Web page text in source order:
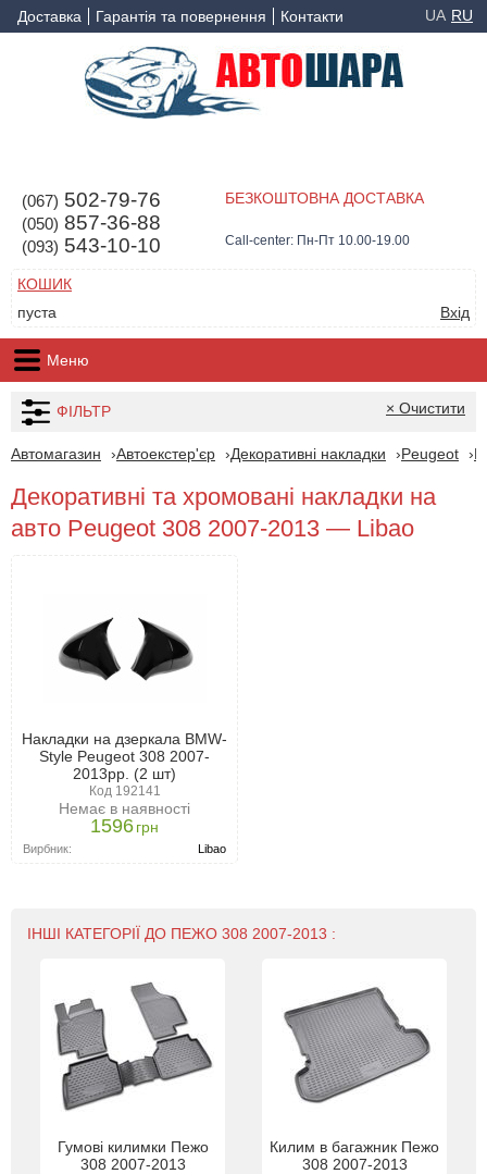
Доставка Гарантія та повернення Контакти UA RU
(067) 502-79-76
(050) 857-36-88
(093) 543-10-10
БЕЗКОШТОВНА ДОСТАВКА
Call-center: Пн-Пт 10.00-19.00
КОШИК
пуста
Вхід
Меню
ФІЛЬТР × Очистити
Автомагазин Автоекстер'єр Декоративні накладки Peugeot
Декоративні та хромовані накладки на
авто Peugeot 308 2007-2013 — Libao
Накладки на дзеркала BMW-
Style Peugeot 308 2007-
2013рр. (2 шт)
Код 192141
Немає в наявності
1596грн
Вирбник: Libao
ІНШІ КАТЕГОРІЇ ДО ПЕЖО 308 2007-2013 :
Гумові килимки Пежо
308 2007-2013
Килим в багажник Пежо
308 2007-2013